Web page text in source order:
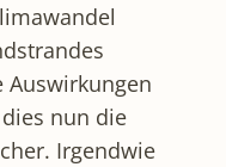
Auswirkungen
nun die
Irgendwie